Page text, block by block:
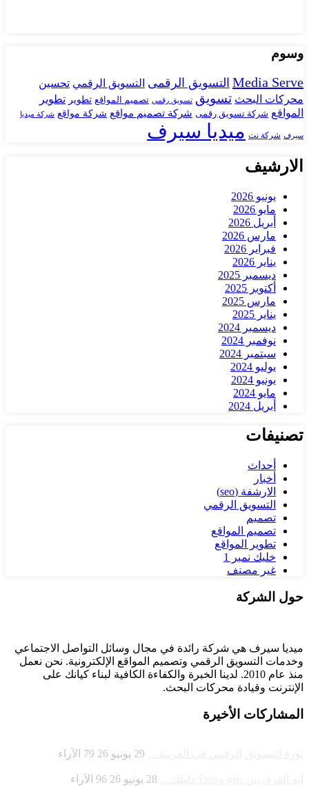
وسوم
Media Serve التسويق الرقمى التسويق الرقمي تحسين
محركات البحث تسويق تسويق رقمي تصميم المواقع تطوير تطوير
المواقع شركة تسويق رقمى شركة تصميم مواقع شركة مواقع شركة ميديا
سيرف شركة نت ميديا سيرف
الارشيف
يونيو 2026
مايو 2026
أبريل 2026
مارس 2026
فبراير 2026
يناير 2026
ديسمبر 2025
أكتوبر 2025
مارس 2025
يناير 2025
ديسمبر 2024
نوفمبر 2024
سبتمبر 2024
يوليو 2024
يونيو 2024
مايو 2024
أبريل 2024
تصنيفات
أحداث
أخبار
الارشفة (seo)
التسويق الرقمي
تصميم
تصميم المواقع
تطوير المواقع
خليك نمبر 1
غير مصنف
حول الشركة
ميديا ​​سيرف هي شركة رائدة في مجال وسائل التواصل الاجتماعي
وخدمات التسويق الرقمي وتصميم المواقع الإلكترونية. نحن نعمل
منذ عام 2010. لدينا الخبرة والكفاءة الكافية لبناء كيانك على
الإنترنت وقيادة محركات البحث.
المشاركات الأخيرة
29 يونيو 26 79 الآراء
28 يونيو 26 96 الآراء